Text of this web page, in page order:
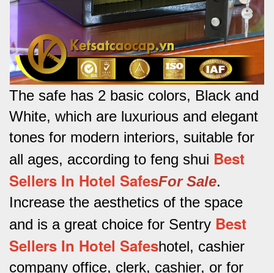
The safe has 2 basic colors, Black and
White, which are luxurious and elegant
tones for modern interiors, suitable for
all ages, according to feng shui Best
Sellers In Hotel SafesFor Sale.
Increase the aesthetics of the space
and is a great choice for Sentry Best
Sellers In Hotel Safeshotel, cashier
company office, clerk, cashier, or for